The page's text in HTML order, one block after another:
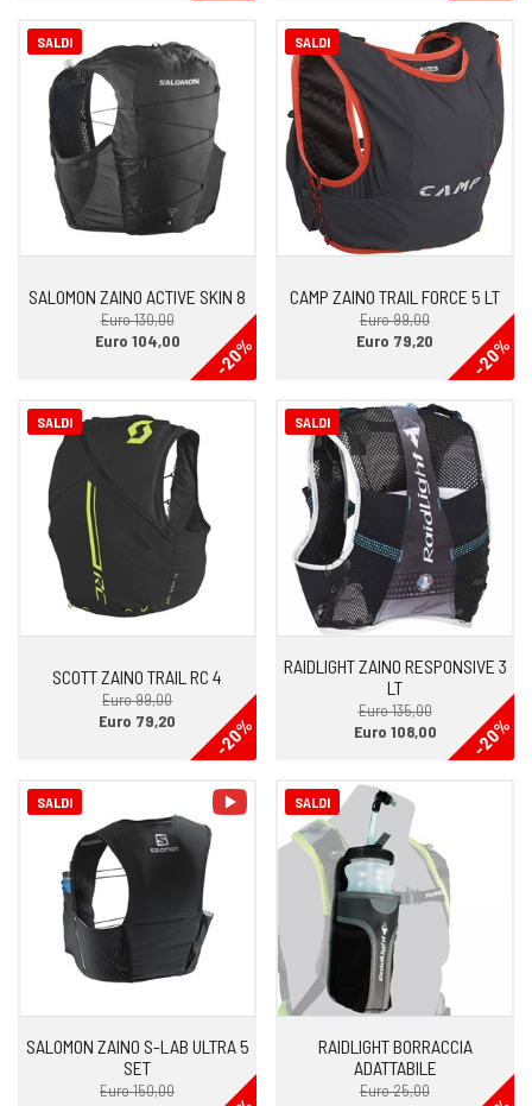
SALDI
SALOMON ZAINO ACTIVE SKIN 8
Euro 130,00
-20%
Euro 104,00
SALDI
CAMP ZAINO TRAIL FORCE 5 LT
Euro 99,00
-20%
Euro 79,20
SALDI
SCOTT ZAINO TRAIL RC 4
Euro 99,00
-20%
Euro 79,20
SALDI
RAIDLIGHT ZAINO RESPONSIVE 3
LT
Euro 135,00
-20%
Euro 108,00
SALDI
SALOMON ZAINO S-LAB ULTRA 5
SET
Euro 150,00
SALDI
RAIDLIGHT BORRACCIA
ADATTABILE
Euro 25,00